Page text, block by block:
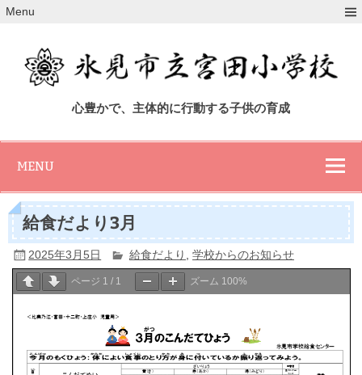
Skip
toMenu
氷見市立宮田小
学校
心豊かで、主体的に行動する子供の育成
MENU
給食だより3月
2025年3月5日 給食だより ,学校からのお知らせ
ページ 1 / 1 ズーム 100%